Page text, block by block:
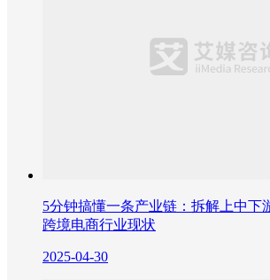
5分钟搞懂一条产业链：拆解上中下
跨境电商行业现状
2025-04-30